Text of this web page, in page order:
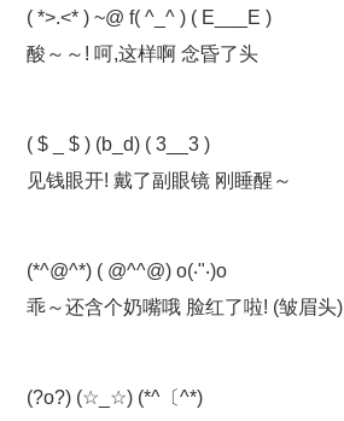
( *>.<* ) ~@ f( ^_^ ) ( E___E )
酸～～! 呵,这样啊 念昏了头
( $ _ $ ) (b_d) ( 3__3 )
见钱眼开! 戴了副眼镜 刚睡醒～
(*^@^*) ( @^^@) o(‧"‧)o
乖～还含个奶嘴哦 脸红了啦! (皱眉头)
(?o?) (☆_☆) (*^〔^*)